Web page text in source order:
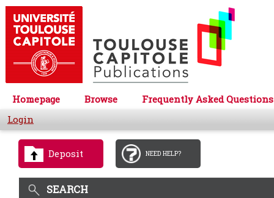
Homepage Browse
Frequently Asked Questions
Login
Deposit NEED HELP?
SEARCH